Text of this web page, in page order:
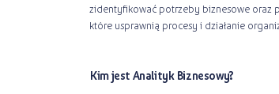
zidentyfikować potrzeby biznesowe oraz
które usprawnią procesy i działanie
Kim jest Analityk Biznesowy?